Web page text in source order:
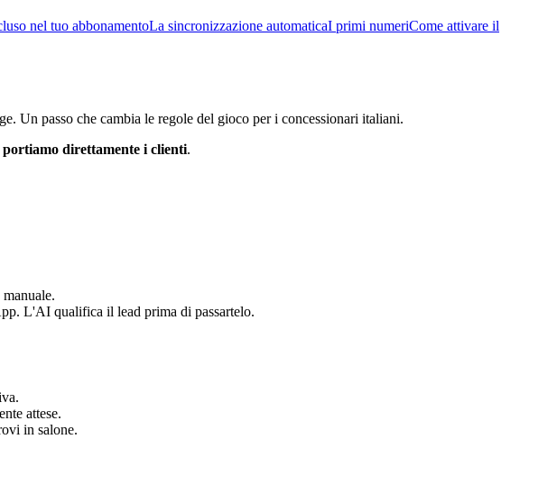
nel tuo abbonamentoLa sincronizzazione automaticaI primi numeriCome attivare il
Un passo che cambia le regole del gioco per i concessionari italiani.
direttamente i clienti.
L'AI qualifica il lead prima di passartelo.
attese.
in salone.